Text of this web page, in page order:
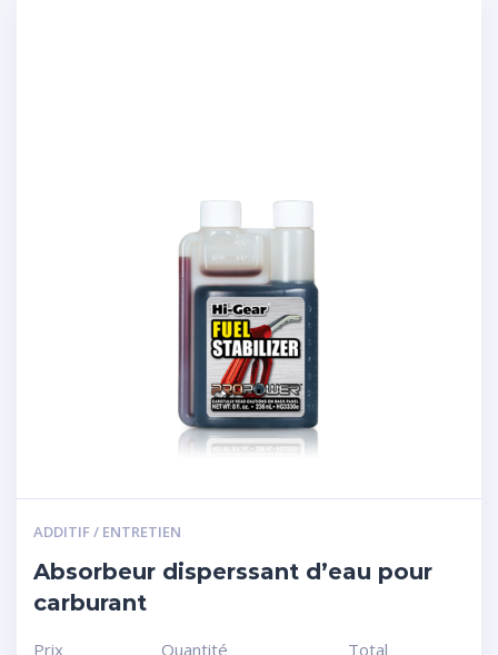
ADDITIF / ENTRETIEN
Absorbeur disperssant d’eau pour
carburant
Prix Quantité Total